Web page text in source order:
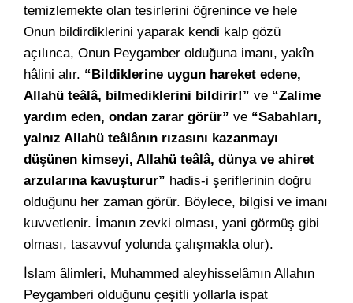
temizlemekte olan tesirlerini öğrenince ve hele
Onun bildirdiklerini yaparak kendi kalp gözü
açılınca, Onun Peygamber olduğuna imanı, yakîn
hâlini alır. “Bildiklerine uygun hareket edene,
Allahü teâlâ, bilmediklerini bildirir!” ve “Zalime
yardım eden, ondan zarar görür” ve “Sabahları,
yalnız Allahü teâlânın rızasını kazanmayı
düşünen kimseyi, Allahü teâlâ, dünya ve ahiret
arzularına kavuşturur” hadis-i şeriflerinin doğru
olduğunu her zaman görür. Böylece, bilgisi ve imanı
kuvvetlenir. İmanın zevki olması, yani görmüş gibi
olması, tasavvuf yolunda çalışmakla olur).
İslam âlimleri, Muhammed aleyhisselâmın Allahın
Peygamberi olduğunu çeşitli yollarla ispat